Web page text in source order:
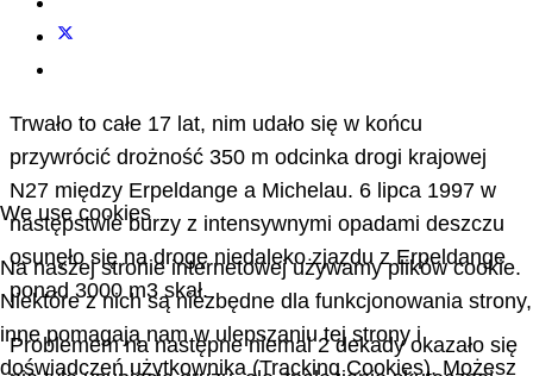
Trwało to całe 17 lat, nim udało się w końcu
przywrócić drożność 350 m odcinka drogi krajowej
N27 między Erpeldange a Michelau. 6 lipca 1997 w
następstwie burzy z intensywnymi opadami deszczu
osunęło się na drogę niedaleko zjazdu z Erpeldange
ponad 3000 m3 skał.
Problemem na następne niemal 2 dekady okazało się
We use cookies
Na naszej stronie internetowej używamy plików cookie.
Niektóre z nich są niezbędne dla funkcjonowania strony,
inne pomagają nam w ulepszaniu tej strony i
doświadczeń użytkownika (Tracking Cookies). Możesz